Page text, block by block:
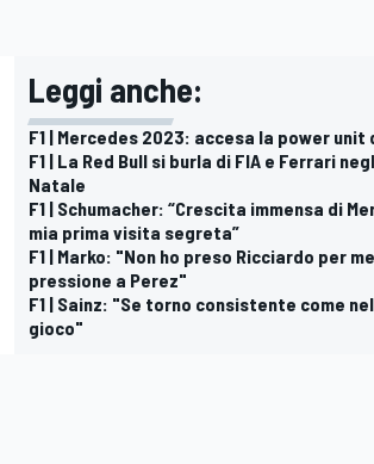
Leggi anche:
F1 | Mercedes 2023: accesa la power unit
F1 | La Red Bull si burla di FIA e Ferrari
Natale
F1 | Schumacher: “Crescita immensa di
mia prima visita segreta”
F1 | Marko: "Non ho preso Ricciardo per
pressione a Perez"
F1 | Sainz: "Se torno consistente come nel
gioco"